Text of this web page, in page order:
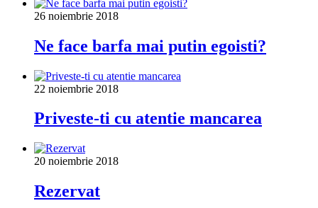
26 noiembrie 2018
Ne face barfa mai putin egoisti?
22 noiembrie 2018
Priveste-ti cu atentie mancarea
20 noiembrie 2018
Rezervat